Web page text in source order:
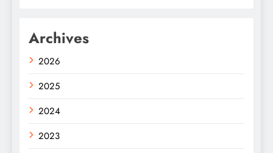
Archives
2026
2025
2024
2023